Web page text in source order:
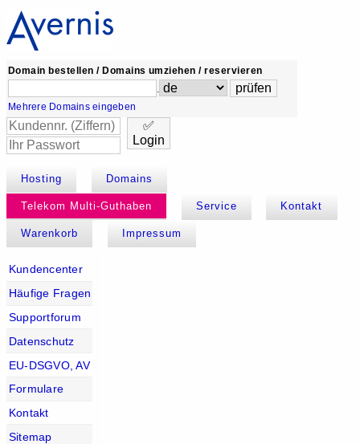
Domain bestellen / Domains umziehen / reservieren
.
Mehrere Domains eingeben
✅
Login
Hosting Domains
Telekom Multi-Guthaben Service Kontakt
Warenkorb Impressum
Kundencenter
Häufige Fragen
Supportforum
Datenschutz
EU-DSGVO, AV
Formulare
Kontakt
Sitemap